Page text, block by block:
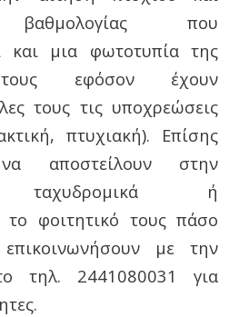
βαθμολογίας που
και μια φωτοτυπία της
τους εφόσον έχουν
τους τις υποχρεώσεις
πτυχιακή). Επίσης
αποστείλουν στην
ταχυδρομικά ή
φοιτητικό τους πάσο
με την
τηλ. 2441080031 για